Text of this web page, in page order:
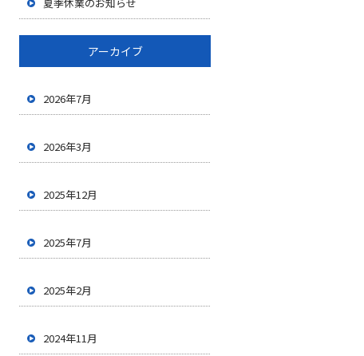
アーカイブ
2026年7月
2026年3月
2025年12月
2025年7月
2025年2月
2024年11月